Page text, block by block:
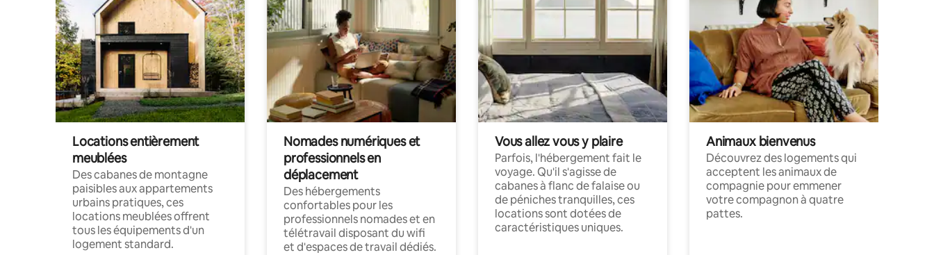
Locations entièrement
meublées
Des cabanes de montagne
paisibles aux appartements
urbains pratiques, ces
locations meublées offrent
tous les équipements d'un
logement standard.
Nomades numériques et
professionnels en
déplacement
Des hébergements
confortables pour les
professionnels nomades et en
télétravail disposant du wifi
et d'espaces de travail dédiés.
Vous allez vous y plaire
Parfois, l'hébergement fait le
voyage. Qu'il s'agisse de
cabanes à flanc de falaise ou
de péniches tranquilles, ces
locations sont dotées de
caractéristiques uniques.
Animaux bienvenus
Découvrez des logements qui
acceptent les animaux de
compagnie pour emmener
votre compagnon à quatre
pattes.